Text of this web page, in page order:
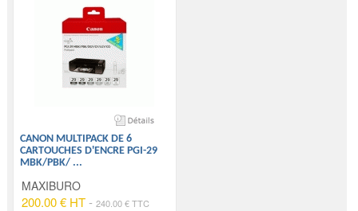
CANON MULTIPACK DE 6
CARTOUCHES D'ENCRE PGI-29
MBK/PBK/ ...
MAXIBURO
200.00 € HT - 240.00 € TTC